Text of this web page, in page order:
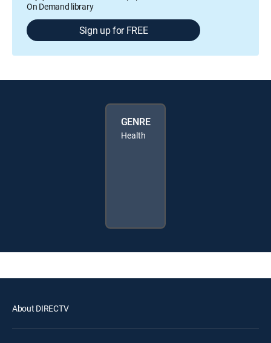
On Demand library
Sign up for FREE
GENRE
Health
About DIRECTV